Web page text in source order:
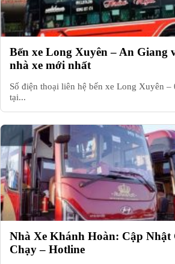
Bến xe Long Xuyên – An Giang
nhà xe mới nhất
Số điện thoại liên hệ bến xe Long Xuyên –
tại...
Nhà Xe Khánh Hoàn: Cập Nhật
Chạy – Hotline